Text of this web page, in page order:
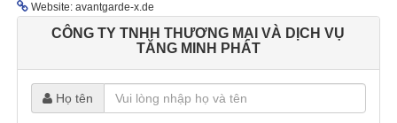
Website: avantgarde-x.de
CÔNG TY TNHH THƯƠNG MẠI VÀ DỊCH VỤ
TĂNG MINH PHÁT
Họ tên